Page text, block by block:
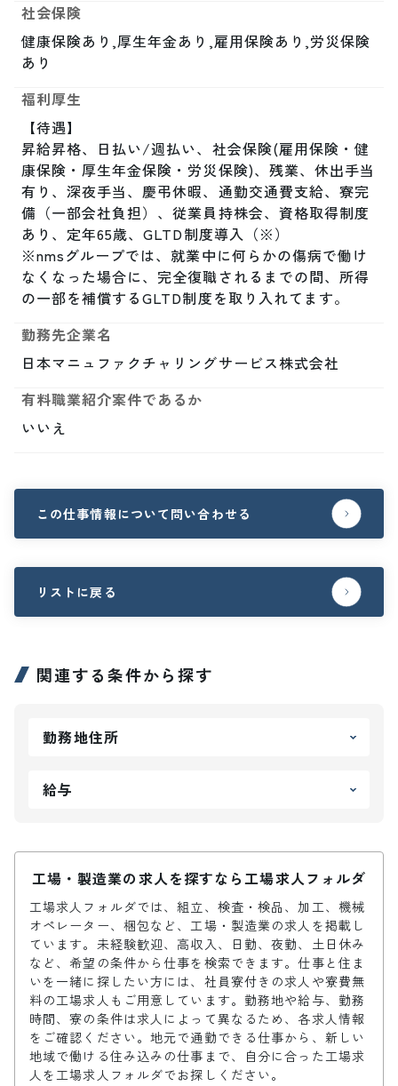
社会保険
健康保険あり,厚生年金あり,雇用保険あり,労災保険
あり
福利厚生
【待遇】
昇給昇格、日払い/週払い、社会保険(雇用保険・健
康保険・厚生年金保険・労災保険)、残業、休出手当
有り、深夜手当、慶弔休暇、通勤交通費支給、寮完
備（一部会社負担）、従業員持株会、資格取得制度
あり、定年65歳、GLTD制度導入（※）
※nmsグループでは、就業中に何らかの傷病で働け
なくなった場合に、完全復職されるまでの間、所得
の一部を補償するGLTD制度を取り入れてます。
勤務先企業名
日本マニュファクチャリングサービス株式会社
有料職業紹介案件であるか
いいえ
この仕事情報について問い合わせる
リストに戻る
関連する条件から探す
勤務地住所
給与
工場・製造業の求人を探すなら工場求人フォルダ
工場求人フォルダでは、組立、検査・検品、加工、機械
オペレーター、梱包など、工場・製造業の求人を掲載し
ています。未経験歓迎、高収入、日勤、夜勤、土日休み
など、希望の条件から仕事を検索できます。仕事と住ま
いを一緒に探したい方には、社員寮付きの求人や寮費無
料の工場求人もご用意しています。勤務地や給与、勤務
時間、寮の条件は求人によって異なるため、各求人情報
をご確認ください。地元で通勤できる仕事から、新しい
地域で働ける住み込みの仕事まで、自分に合った工場求
人を工場求人フォルダでお探しください。